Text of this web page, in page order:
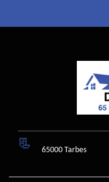
65000 Tarbes